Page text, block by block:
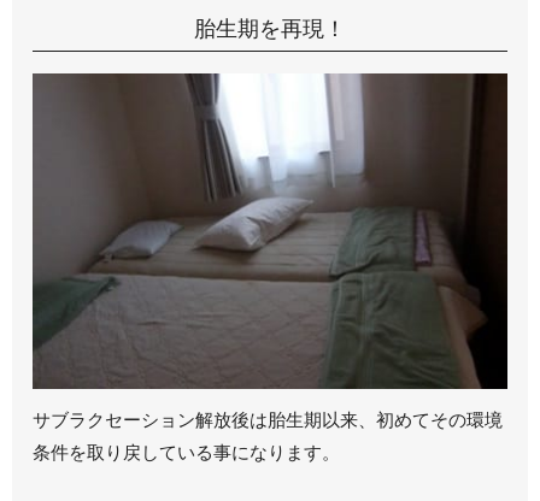
胎生期を再現！
サブラクセーション解放後は胎生期以来、初めてその環境
条件を取り戻している事になります。